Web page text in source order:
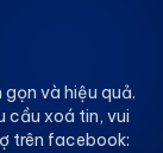
và hiệu quả.
cầu xoá tin, vui
trên facebook: